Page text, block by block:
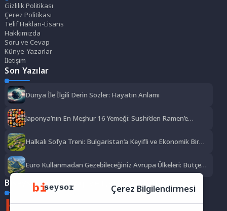
Gizlilik Politikası
Çerez Politikası
Telif Hakları-Lisans
Hakkımızda
Soru ve Cevap
Künye-Yazarlar
İletişim
Son Yazılar
Dünya İle İlgili Derin Sözler: Hayatın Anlamı
Japonya’nın En Meşhur 16 Yemeği: Sushi’den Ramen’e
Halkalı Sofya Treni: Bulgaristan’a Keyifli ve Ekonomik Bir
Euro Kullanmadan Gezebileceğiniz Avrupa Ülkeleri: Bütçe
Dostu Rotalar
Biseysor soru cevap ve içerik platformu
Çerez Bilgilendirmesi